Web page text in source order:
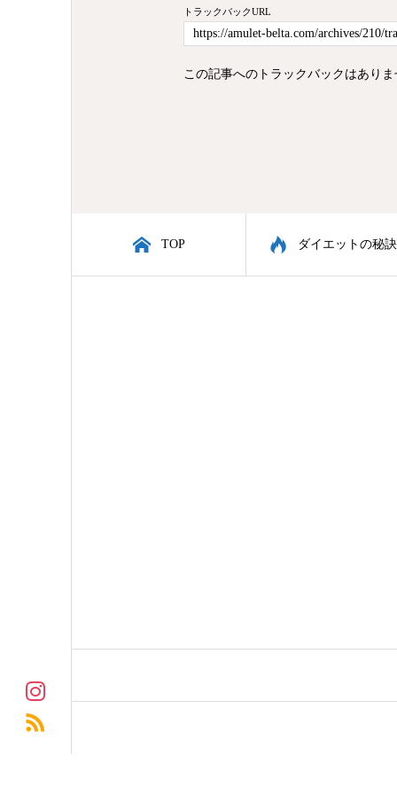
トラックバックURL
この記事へのトラックバックはあり
TOP ダイエットの秘訣